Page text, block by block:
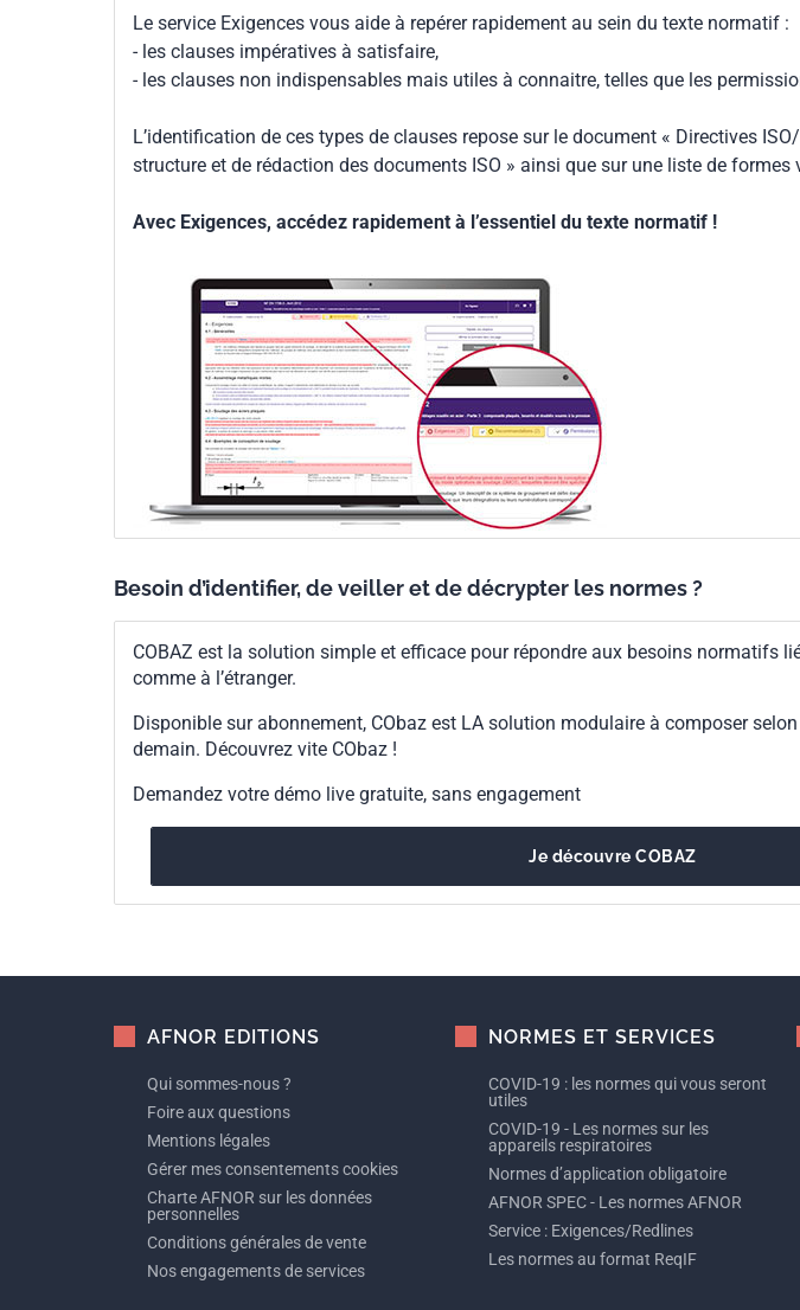
Le service Exigences vous aide à repérer rapidement au sein du texte normatif :
- les clauses impératives à satisfaire,
- les clauses non indispensables mais utiles à connaitre, telles que les
L’identification de ces types de clauses repose sur le document « Directives
structure et de rédaction des documents ISO » ainsi que sur une liste de
Avec Exigences, accédez rapidement à l’essentiel du texte normatif !
Besoin d’identifier, de veiller et de décrypter les normes ?
COBAZ est la solution simple et efficace pour répondre aux besoins normatifs
comme à l’étranger.
Disponible sur abonnement, CObaz est LA solution modulaire à composer selon
demain. Découvrez vite CObaz !
Demandez votre démo live gratuite, sans engagement
Je découvre COBAZ
AFNOR EDITIONS
Qui sommes-nous ?
Foire aux questions
Mentions légales
Gérer mes consentements cookies
Charte AFNOR sur les données
personnelles
Conditions générales de vente
Nos engagements de services
NORMES ET SERVICES
COVID-19 : les normes qui vous seront
utiles
COVID-19 - Les normes sur les
appareils respiratoires
Normes d’application obligatoire
AFNOR SPEC - Les normes AFNOR
Service : Exigences/Redlines
Les normes au format ReqIF